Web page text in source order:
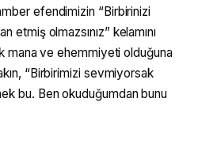
efendimizin “Birbirinizi
etmiş olmazsınız” kelamını
mana ve ehemmiyeti olduğuna
“Birbirimizi sevmiyorsak
bu. Ben okuduğumdan bunu